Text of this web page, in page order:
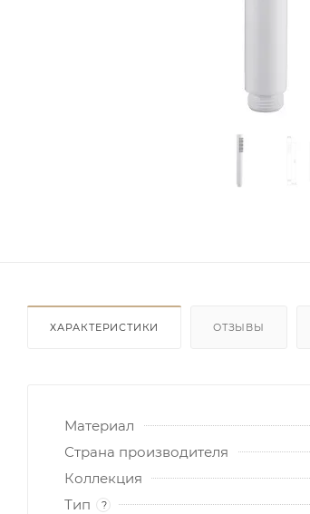
ХАРАКТЕРИСТИКИ ОТЗЫВЫ
Материал
Страна производителя
Коллекция
Тип
?